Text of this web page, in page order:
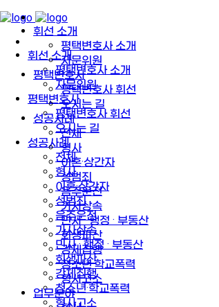
휘선 소개
평택변호사 소개
자문위원
평택변호사
평택변호사 휘선
오시는 길
성공사례
전체
형사
이혼·상간자
성범죄
음주운전
가사상속
민사 · 행정 · 부동산
회생파산
강제집행
청소년·학교폭력
형사고소
휘선 소개
평택변호사 소개
자문위원
평택변호사
평택변호사 휘선
오시는 길
성공사례
전체
형사
이혼·상간자
성범죄
음주운전
가사상속
민사 · 행정 · 부동산
회생파산
강제집행
청소년·학교폭력
형사고소
업무분야